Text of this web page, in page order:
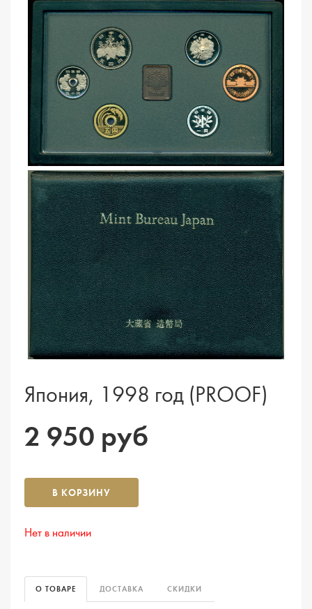
Япония, 1998 год (PROOF)
2 950 руб
В КОРЗИНУ
Нет в наличии
О ТОВАРЕ ДОСТАВКА СКИДКИ